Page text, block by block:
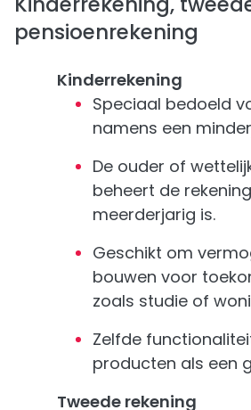
pensioenrekening
Kinderrekening
Speciaal bedoeld
namens een
De ouder of
beheert de
meerderjarig is.
Geschikt om
bouwen voor
zoals studie of
Zelfde
producten als een
Tweede rekening